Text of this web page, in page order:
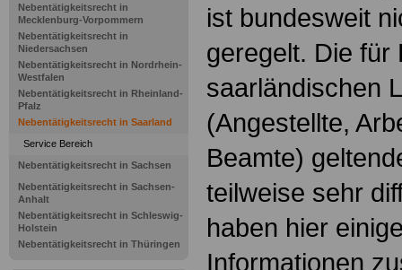
Nebentätigkeitsrecht in
Mecklenburg-Vorpommern
Nebentätigkeitsrecht in
Niedersachsen
Nebentätigkeitsrecht in Nordrhein-
Westfalen
Nebentätigkeitsrecht in Rheinland-
Pfalz
Nebentätigkeitsrecht in Saarland
Service Bereich
Nebentätigkeitsrecht in Sachsen
Nebentätigkeitsrecht in Sachsen-
Anhalt
Nebentätigkeitsrecht in Schleswig-
Holstein
Nebentätigkeitsrecht in Thüringen
ist bundesweit
geregelt. Die für
saarländischen
(Angestellte,
Beamte)
teilweise sehr
haben hier
Informationen